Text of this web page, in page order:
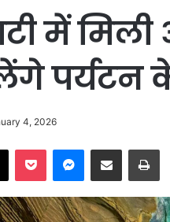
में मिली
पर्यटन के
4, 2026